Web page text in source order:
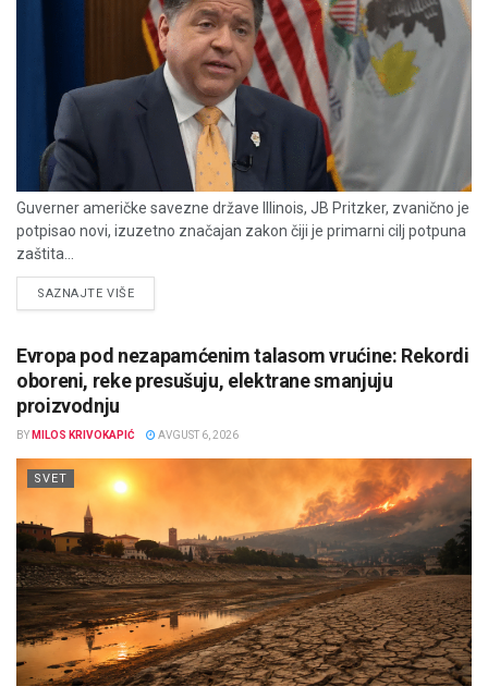
Guverner američke savezne države Illinois, JB Pritzker, zvanično je
potpisao novi, izuzetno značajan zakon čiji je primarni cilj potpuna
zaštita...
SAZNAJTE VIŠEDETAILS
Evropa pod nezapamćenim talasom vrućine: Rekordi
oboreni, reke presušuju, elektrane smanjuju
proizvodnju
BY MILOS KRIVOKAPIĆ AVGUST 6, 2026
SVET